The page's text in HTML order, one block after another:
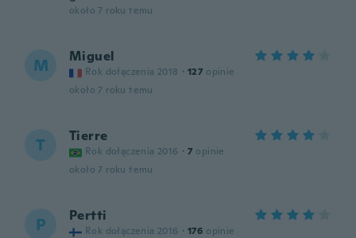
około 7 roku temu
M Miguel
Rok dołączenia 2018 · 127 opinie
około 7 roku temu
T Tierre
Rok dołączenia 2016 · 7 opinie
około 7 roku temu
P Pertti
Rok dołączenia 2016 · 176 opinie